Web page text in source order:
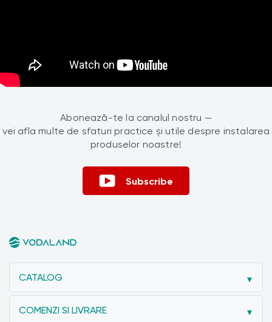
Abonează-te la canalul nostru —
vei afla multe de sfaturi practice și utile despre instalarea
produselor noastre!
Subscribe
CATALOG
COMENZI SI LIVRARE